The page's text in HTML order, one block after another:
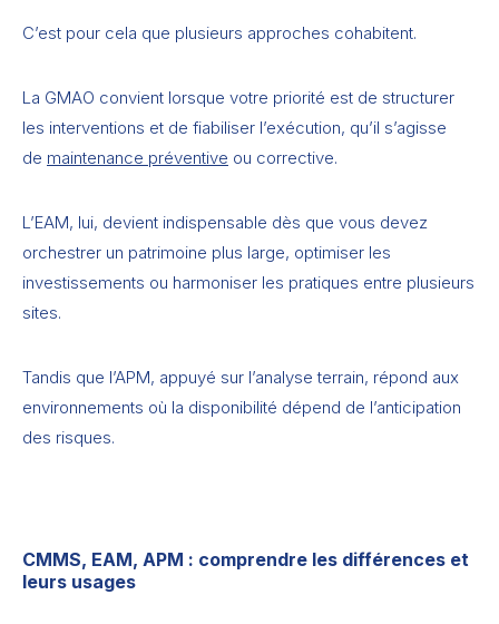
C’est pour cela que plusieurs approches cohabitent.
La GMAO convient lorsque votre priorité est de structurer
les interventions et de fiabiliser l’exécution, qu’il s’agisse
de maintenance préventive ou corrective.
L’EAM, lui, devient indispensable dès que vous devez
orchestrer un patrimoine plus large, optimiser les
investissements ou harmoniser les pratiques entre plusieurs
sites.
Tandis que l’APM, appuyé sur l’analyse terrain, répond aux
environnements où la disponibilité dépend de l’anticipation
des risques.
CMMS, EAM, APM : comprendre les différences et
leurs usages